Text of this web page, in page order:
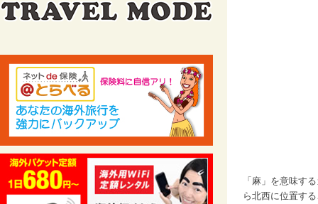
「麻」を意味す
ら北西に位置す